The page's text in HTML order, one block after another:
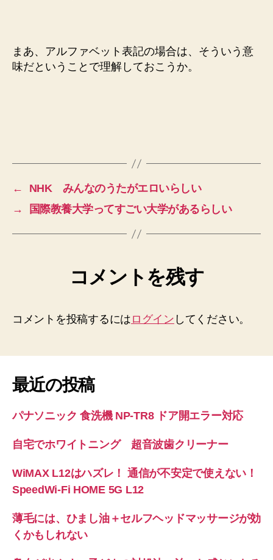
まあ、アルファベット表記の場合は、そういう意
味だということで理解しておこうか。
←
NHK みんなのうたがエロいらしい
→
国際教養大学ってすごい大学があるらしい
コメントを残す
コメントを投稿するには ログイン してください。
最近の投稿
パナソニック 食洗機 NP-TR8 ドア開エラー対応
自宅でホワイトニング 超音波歯クリーナー
WiMAX L12はハズレ！ 通信が不安定で使えない！
SpeedWi-Fi HOME 5G L12
薄毛には、ひまし油＋セルフヘッドマッサージが効
くかもしれない